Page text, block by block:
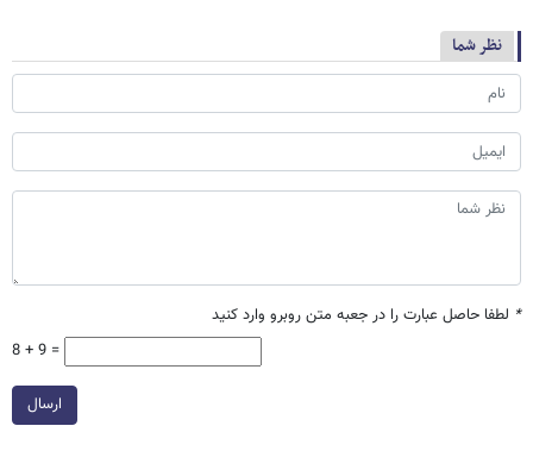
نظر شما
* لطفا حاصل عبارت را در جعبه متن روبرو وارد کنید
8 + 9 =
ارسال